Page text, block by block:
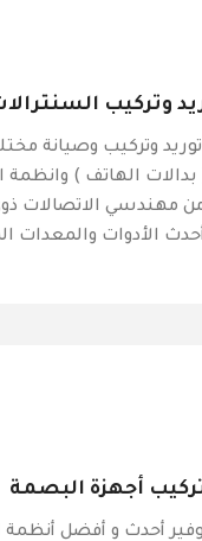
وتركيب
وتركيب وصيانة
بدالات الهاتف )
مهندسي الاتصالات
الأدوات والمعدات
أجهزة البصمة
أحدث و أفضل أنظمة